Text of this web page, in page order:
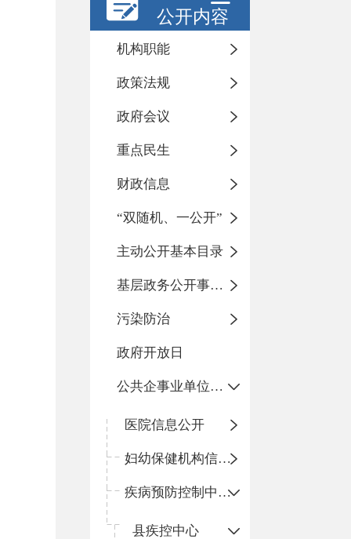
公开内容
机构职能
政策法规
政府会议
重点民生
财政信息
“双随机、一公开”
主动公开基本目录
基层政务公开事项标准目录
污染防治
政府开放日
公共企事业单位信息公开
医院信息公开
妇幼保健机构信息公开
疾病预防控制中心信息公开
县疾控中心